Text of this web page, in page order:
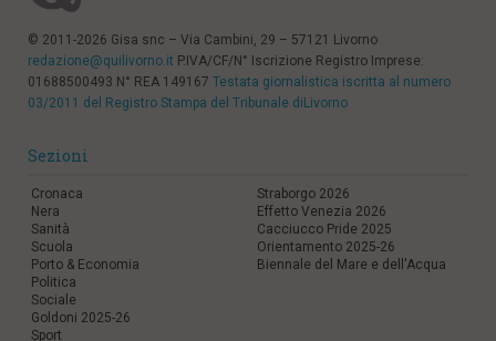
© 2011-2026 Gisa snc – Via Cambini, 29 – 57121 Livorno
redazione@quilivorno.it P.IVA/CF/N° Iscrizione Registro Imprese:
01688500493 N° REA 149167 Testata giornalistica iscritta al numero
03/2011 del Registro Stampa del Tribunale diLivorno
Sezioni
Cronaca
Nera
Sanità
Scuola
Porto & Economia
Politica
Sociale
Goldoni 2025-26
Sport
Straborgo 2026
Effetto Venezia 2026
Cacciucco Pride 2025
Orientamento 2025-26
Biennale del Mare e dell'Acqua